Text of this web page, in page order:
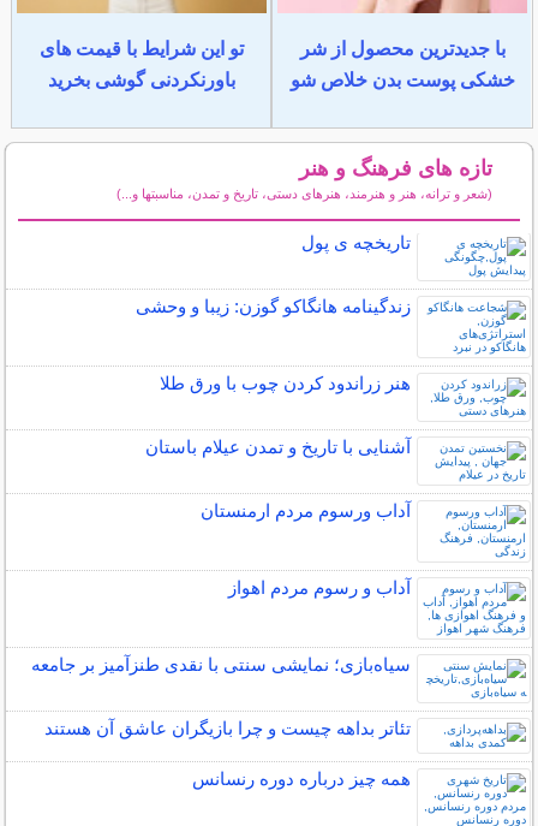
با جدیدترین محصول از شر
خشکی پوست بدن خلاص شو
تو این شرایط با قیمت های
باورنکردنی گوشی بخرید
تازه های فرهنگ و هنر
(شعر و ترانه، هنر و هنرمند، هنرهای دستی، تاریخ و تمدن، مناسبتها و...)
تاریخچه ی پول
زندگینامه هانگاکو گوزن: زیبا و وحشی
هنر زراندود كردن چوب با ورق طلا
آشنایی با تاریخ و تمدن عیلام باستان
آداب ورسوم مردم ارمنستان
آداب و رسوم مردم اهواز
سیاه‌بازی؛ نمایشی سنتی با نقدی طنزآمیز بر جامعه
تئاتر بداهه چیست و چرا بازیگران عاشق آن هستند
همه چیز درباره دوره رنسانس